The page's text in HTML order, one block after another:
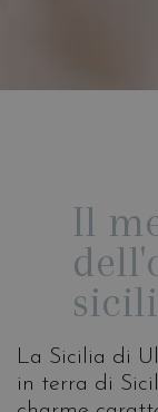
Il
La Sicilia di
in terra di